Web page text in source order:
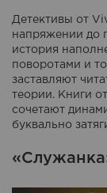
Детективы от
напряжении до
история
поворотами и
заставляют
теории. Книги
сочетают
буквально